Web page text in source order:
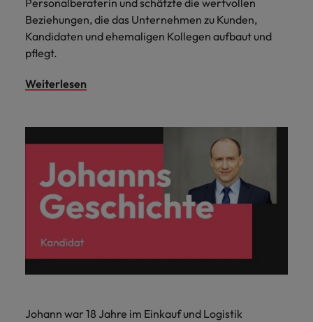
Personalberaterin und schätzte die wertvollen
Beziehungen, die das Unternehmen zu Kunden,
Kandidaten und ehemaligen Kollegen aufbaut und
pflegt.
Weiterlesen
Johann war 18 Jahre im Einkauf und Logistik